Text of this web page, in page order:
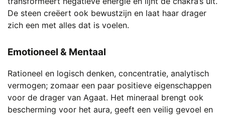
De steen creëert ook bewustzijn en laat haar drager
zich een met alles dat is voelen.
Emotioneel & Mentaal
Rationeel en logisch denken, concentratie, analytisch
vermogen; zomaar een paar positieve eigenschappen
voor de drager van Agaat. Het mineraal brengt ook
bescherming voor het aura, geeft een veilig gevoel en